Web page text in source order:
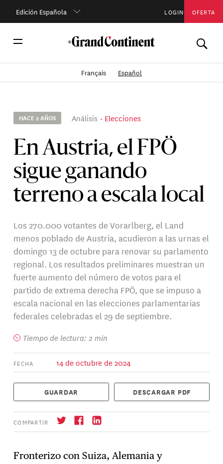
Edición Española LOGIN OFERTA
Français Español
HACE 2 AÑOS Análisis Elecciones
En Austria, el FPÖ
sigue ganando
terreno a escala local
Los 270.000 votantes de Vorarlberg, el Land
menos poblado de Austria, acudieron a las urnas el
domingo 13 de octubre para renovar su parlamento
regional. Los resultados preliminares muestran un
fuerte aumento del número de votos para el
partido de extrema derecha FPÖ, que se impuso a
escala nacional en las elecciones parlamentarias
federales celebradas el 29 de septiembre.
Tiempo de lectura: 2 min
FECHA 14 de octubre de 2024
GUARDAR DESCARGAR PDF
COMPARTIR
Fronterizo con Suiza, Alemania y